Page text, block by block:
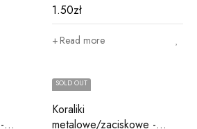
srebrne M18
1.50zł
Read more
SOLD OUT
Koraliki
metalowe/zaciskowe -